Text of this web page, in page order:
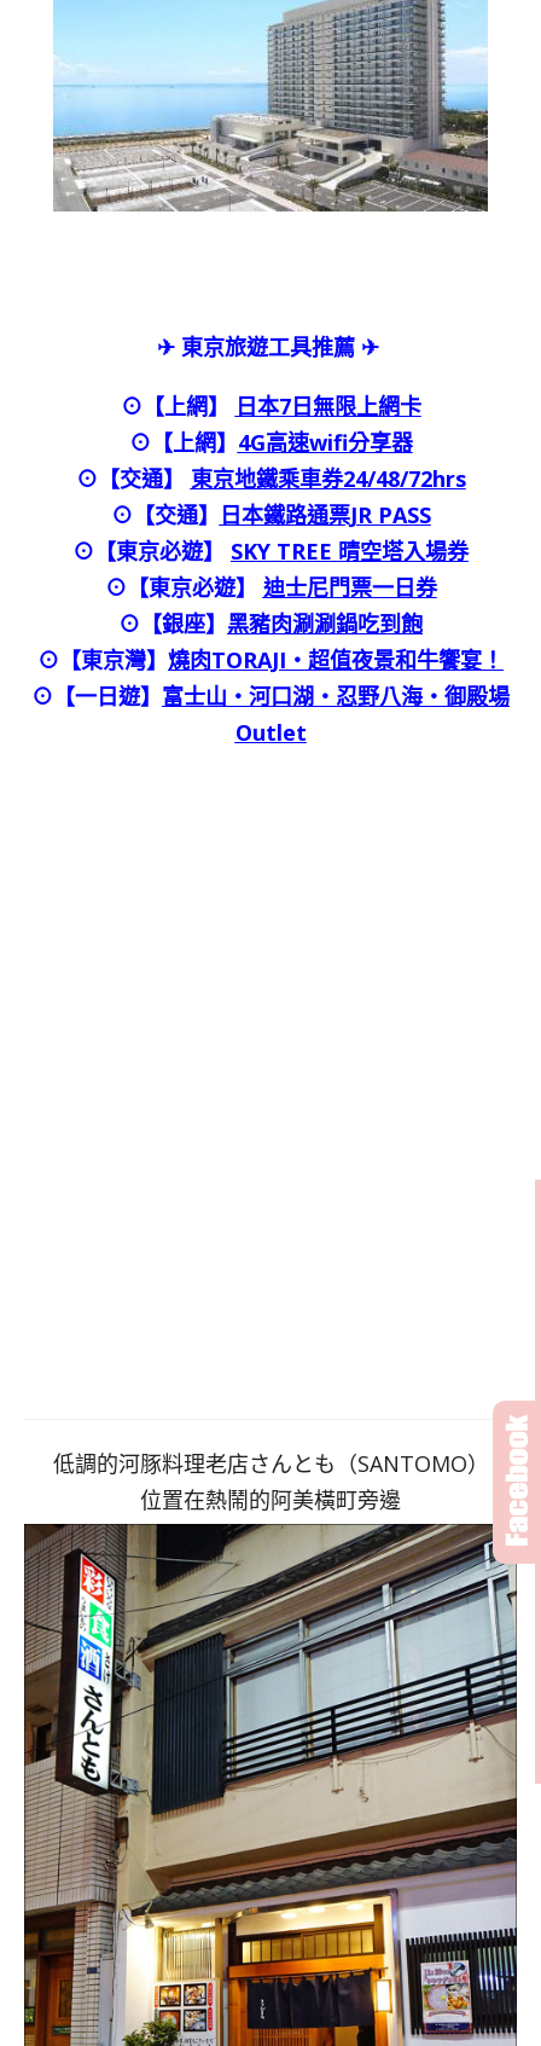
✈ 東京旅遊工具推薦 ✈
⊙【上網】
日本7日無限上網卡
⊙【上網】 4G高速wifi分享器
⊙【交通】 東京地鐵乘車券24/48/72hrs
⊙ 【交通】 日本鐵路通票JR PASS
⊙【東京必遊】 SKY TREE 晴空塔入場券
⊙【東京必遊】 迪士尼門票一日券
⊙ 【銀座】 黑豬肉涮涮鍋吃到飽
⊙ 【東京灣】 燒肉TORAJI・超值夜景和牛饗宴！
⊙【一日遊】 富士山・河口湖・忍野八海・御殿場
Outlet
低調的河豚料理老店さんとも（SANTOMO）
位置在熱鬧的阿美橫町旁邊